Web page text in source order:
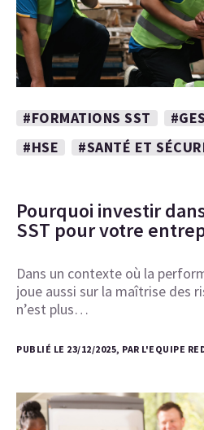
#FORMATIONS SST
#HSE
#SANTÉ ET
Pourquoi investir
SST pour votre
Dans un contexte où la
joue aussi sur la maîtrise des
n’est plus…
PUBLIÉ LE 23/12/2025, PAR L'EQUIPE